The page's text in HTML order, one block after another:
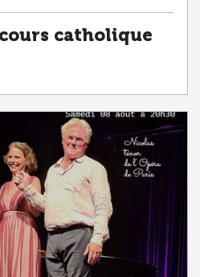
catholique